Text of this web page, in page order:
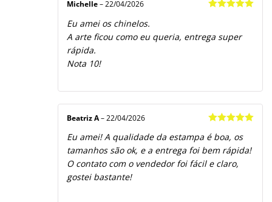
Michelle – 22/04/2026
Eu amei os chinelos.
A arte ficou como eu queria, entrega super
rápida.
Nota 10!
de 5
Beatriz A – 22/04/2026
Eu amei! A qualidade da estampa é boa, os
tamanhos são ok, e a entrega foi bem rápida!
O contato com o vendedor foi fácil e claro,
gostei bastante!